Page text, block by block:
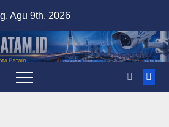
Agu 9th, 2026